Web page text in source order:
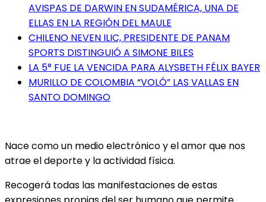
AVISPAS DE DARWIN EN SUDAMÉRICA, UNA DE
ELLAS EN LA REGIÓN DEL MAULE
CHILENO NEVEN ILIC, PRESIDENTE DE PANAM
SPORTS DISTINGUIÓ A SIMONE BILES
LA 5° FUE LA VENCIDA PARA ALYSBETH FÉLIX BAYER
MURILLO DE COLOMBIA “VOLÓ” LAS VALLAS EN
SANTO DOMINGO
Nace como un medio electrónico y el amor que nos
atrae el deporte y la actividad física.
Recogerá todas las manifestaciones de estas